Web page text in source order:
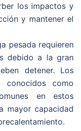
los impactos y
y mantener el
pesada requieren
debido a la gran
detener. Los
conocidos como
en estos
mayor capacidad